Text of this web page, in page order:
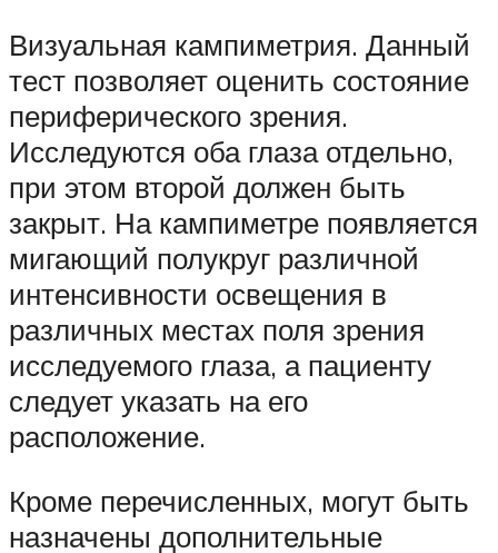
Визуальная кампиметрия. Данный
тест позволяет оценить состояние
периферического зрения.
Исследуются оба глаза отдельно,
при этом второй должен быть
закрыт. На кампиметре появляется
мигающий полукруг различной
интенсивности освещения в
различных местах поля зрения
исследуемого глаза, а пациенту
следует указать на его
расположение.
Кроме перечисленных, могут быть
назначены дополнительные